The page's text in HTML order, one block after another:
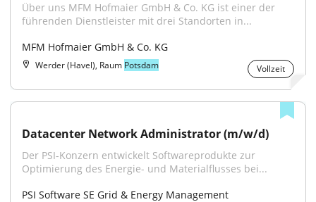
Über uns MFM Hofmaier GmbH & Co. KG ist einer der
führenden Dienstleister mit drei Standorten in...
MFM Hofmaier GmbH & Co. KG
Werder (Havel), Raum Potsdam Vollzeit
Datacenter Network Administrator (m/w/d)
Der PSI-Konzern entwickelt Softwareprodukte zur
Optimierung des Energie- und Materialflusses bei...
PSI Software SE Grid & Energy Management